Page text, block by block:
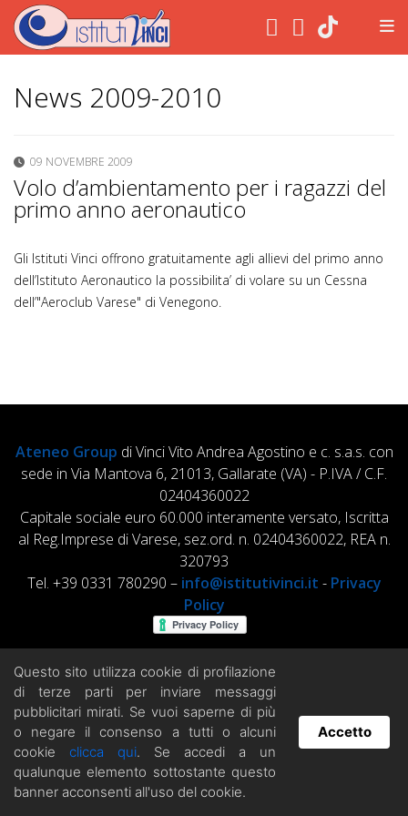
.
News 2009-2010
09 NOVEMBRE 2009
Volo d’ambientamento per i ragazzi del
primo anno aeronautico
Gli Istituti Vinci offrono gratuitamente agli allievi del primo anno
dell’Istituto Aeronautico la possibilita’ di volare su un Cessna
dell’"Aeroclub Varese" di Venegono.
Ateneo Group di Vinci Vito Andrea Agostino e c. s.a.s. con
sede in Via Mantova 6, 21013, Gallarate (VA) - P.IVA / C.F.
02404360022
Capitale sociale euro 60.000 interamente versato, Iscritta
al Reg.Imprese di Varese, sez.ord. n. 02404360022, REA n.
320793
Tel. +39 0331 780290 – info@istitutivinci.it - Privacy
Policy
Hai domande? Chatta con noi!
Questo sito utilizza cookie di profilazione
di terze parti per inviare messaggi
pubblicitari mirati. Se vuoi saperne di più
o negare il consenso a tutti o alcuni
cookie clicca qui. Se accedi a un
qualunque elemento sottostante questo
banner acconsenti all'uso del cookie.
Accetto